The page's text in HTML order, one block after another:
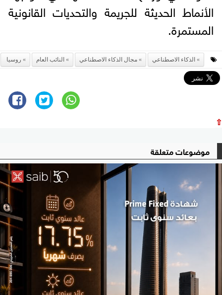
الأنماط الحديثة للجريمة والتحديات القانونية
المستمرة.
الذكاء الاصطناعي مجال الذكاء الاصطناعي النائب العام روسيا
⇧
موضوعات متعلقة